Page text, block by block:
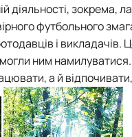
діяльності, зокрема,
футбольного
і викладачів.
ним намилуватися.
а й